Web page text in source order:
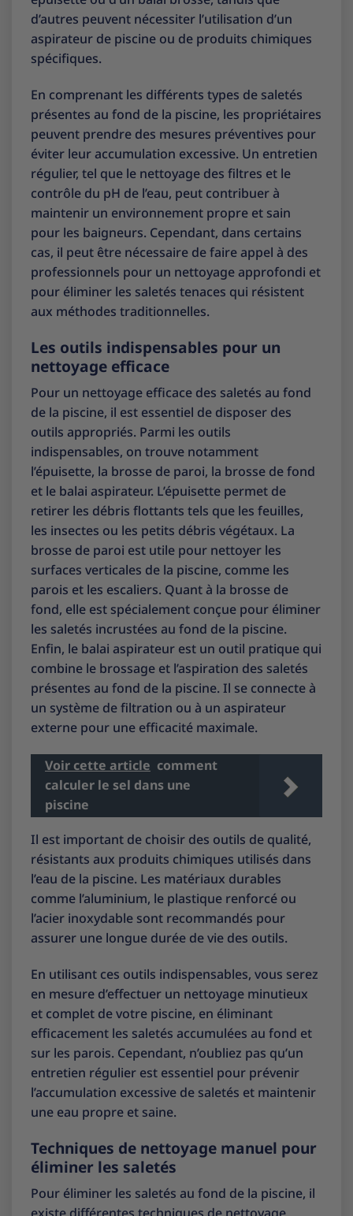
d’autres peuvent nécessiter l’utilisation d’un
aspirateur de piscine ou de produits chimiques
spécifiques.
En comprenant les différents types de saletés
présentes au fond de la piscine, les propriétaires
peuvent prendre des mesures préventives pour
éviter leur accumulation excessive. Un entretien
régulier, tel que le nettoyage des filtres et le
contrôle du pH de l’eau, peut contribuer à
maintenir un environnement propre et sain
pour les baigneurs. Cependant, dans certains
cas, il peut être nécessaire de faire appel à des
professionnels pour un nettoyage approfondi et
pour éliminer les saletés tenaces qui résistent
aux méthodes traditionnelles.
Les outils indispensables pour un
nettoyage efficace
Pour un nettoyage efficace des saletés au fond
de la piscine, il est essentiel de disposer des
outils appropriés. Parmi les outils
indispensables, on trouve notamment
l’épuisette, la brosse de paroi, la brosse de fond
et le balai aspirateur. L’épuisette permet de
retirer les débris flottants tels que les feuilles,
les insectes ou les petits débris végétaux. La
brosse de paroi est utile pour nettoyer les
surfaces verticales de la piscine, comme les
parois et les escaliers. Quant à la brosse de
fond, elle est spécialement conçue pour éliminer
les saletés incrustées au fond de la piscine.
Enfin, le balai aspirateur est un outil pratique qui
combine le brossage et l’aspiration des saletés
présentes au fond de la piscine. Il se connecte à
un système de filtration ou à un aspirateur
externe pour une efficacité maximale.
Voir cette article comment
calculer le sel dans une
piscine
Il est important de choisir des outils de qualité,
résistants aux produits chimiques utilisés dans
l’eau de la piscine. Les matériaux durables
comme l’aluminium, le plastique renforcé ou
l’acier inoxydable sont recommandés pour
assurer une longue durée de vie des outils.
En utilisant ces outils indispensables, vous serez
en mesure d’effectuer un nettoyage minutieux
et complet de votre piscine, en éliminant
efficacement les saletés accumulées au fond et
sur les parois. Cependant, n’oubliez pas qu’un
entretien régulier est essentiel pour prévenir
l’accumulation excessive de saletés et maintenir
une eau propre et saine.
Techniques de nettoyage manuel pour
éliminer les saletés
Pour éliminer les saletés au fond de la piscine, il